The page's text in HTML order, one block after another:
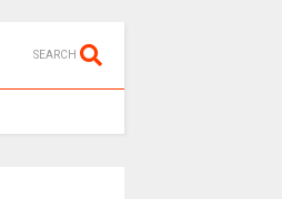
SEARCH